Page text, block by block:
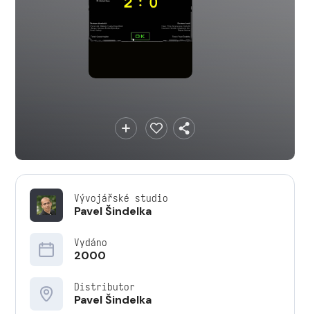
Vývojářské studio
Pavel Šindelka
Vydáno
2000
Distributor
Pavel Šindelka